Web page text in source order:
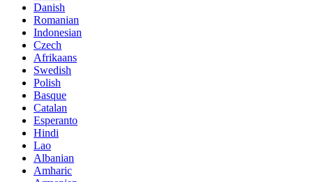
Danish
Romanian
Indonesian
Czech
Afrikaans
Swedish
Polish
Basque
Catalan
Esperanto
Hindi
Lao
Albanian
Amharic